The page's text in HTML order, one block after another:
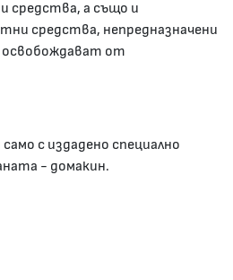
средства, а също и
средства, непредназначени
освобождават от
с издадено специално
- домакин.